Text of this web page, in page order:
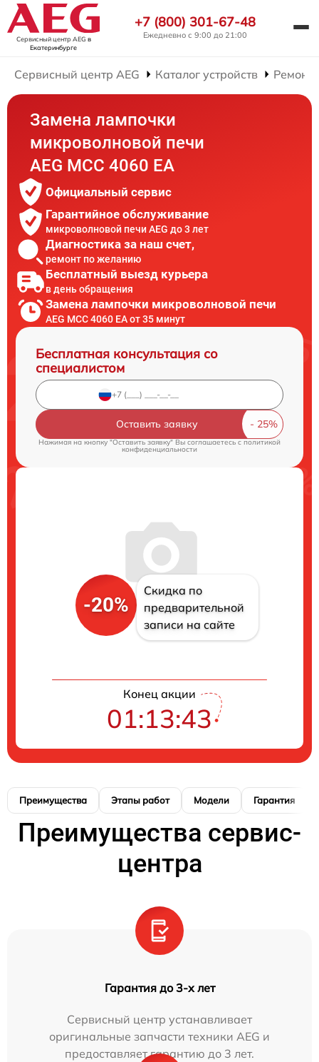
Сервисный центр AEG в
Екатеринбурге
+7 (800) 301-67-48
Ежедневно с 9:00 до 21:00
Сервисный центр AEG Каталог устройств Ремонт
Замена лампочки
микроволновой печи
AEG MCC 4060 EA
Официальный сервис
Гарантийное обслуживание
микроволновой печи AEG до 3 лет
Диагностика за наш счет,
ремонт по желанию
Бесплатный выезд курьера
в день обращения
Замена лампочки микроволновой печи
AEG MCC 4060 EA от 35 минут
Бесплатная консультация со
специалистом
Оставить заявку
Нажимая на кнопку "Оставить заявку" Вы соглашаетесь cполитикой
конфиденциальности
-20%
Скидка по
предварительной
записи на сайте
Конец акции
01:13:42
Преимущества Этапы работ Модели Гарантия
Преимущества сервис-
центра
Гарантия до 3-х лет
Сервисный центр устанавливает
оригинальные запчасти техники AEG и
предоставляет гарантию до 3 лет.